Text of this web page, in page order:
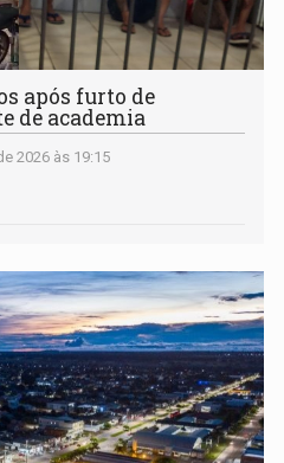
após furto de
de academia
2026 às 19:15